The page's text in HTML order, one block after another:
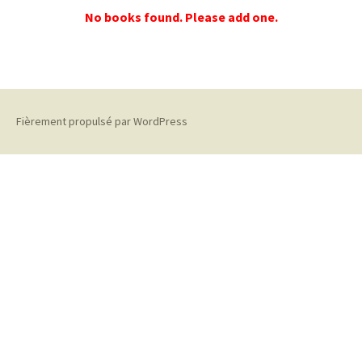
No books found. Please add one.
Fièrement propulsé par WordPress